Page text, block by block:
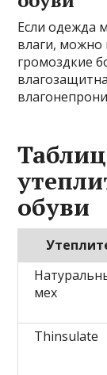
Если одежда
влаги, можно
громоздкие
обуви
мех
Thinsulate